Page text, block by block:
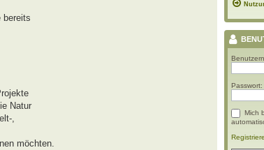
bereits
Natur
,
möchten.
Passwort:
Mich